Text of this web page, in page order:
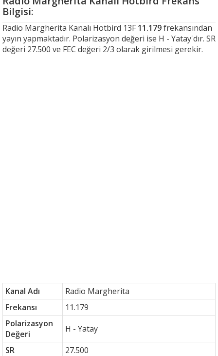
Bilgisi:
Radio Margherita Kanalı Hotbird 13F 11.179frekansından
yayın yapmaktadır. Polarizasyon değeri ise H - Yatay'dır. SR
değeri 27.500 ve FEC değeri 2/3 olarak girilmesi gerekir.
Kanal Adı
Radio Margherita
Frekansı
11.179
Polarizasyon
Değeri
H - Yatay
SR
27.500